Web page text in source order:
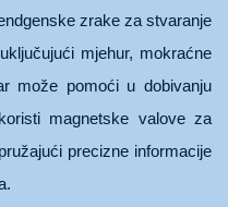
zrake za stvaranje
mjehur, mokraćne
može pomoći u dobivanju
magnetske valove za
precizne informacije